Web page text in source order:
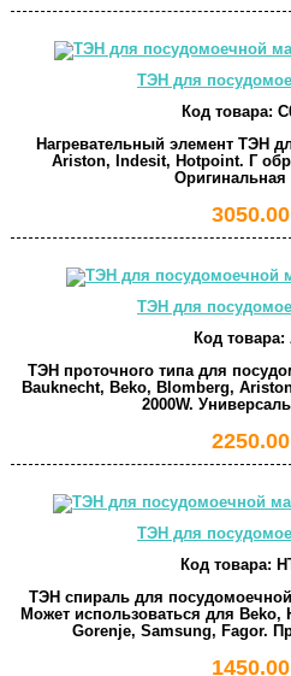
ТЭН для
Код товара:
Нагревательный элемент ТЭН
Ariston, Indesit, Hotpoint. Г
Оригинальная
3050.00
ТЭН для
Код товара:
ТЭН проточного типа для
Bauknecht, Beko, Blomberg,
2000W.
2250.00
ТЭН для
Код товара:
ТЭН спираль для
Может использоваться для Beko,
Gorenje, Samsung, Fagor.
1450.00